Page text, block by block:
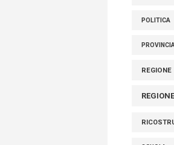
POLITICA
REGIONE